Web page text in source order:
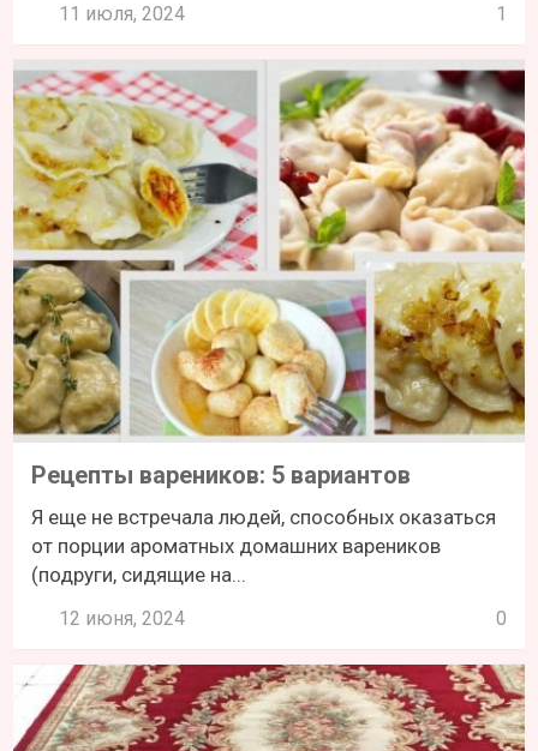
11 июля, 2024 1
Рецепты вареников: 5 вариантов
Я еще не встречала людей, способных оказаться
от порции ароматных домашних вареников
(подруги, сидящие на...
12 июня, 2024 0